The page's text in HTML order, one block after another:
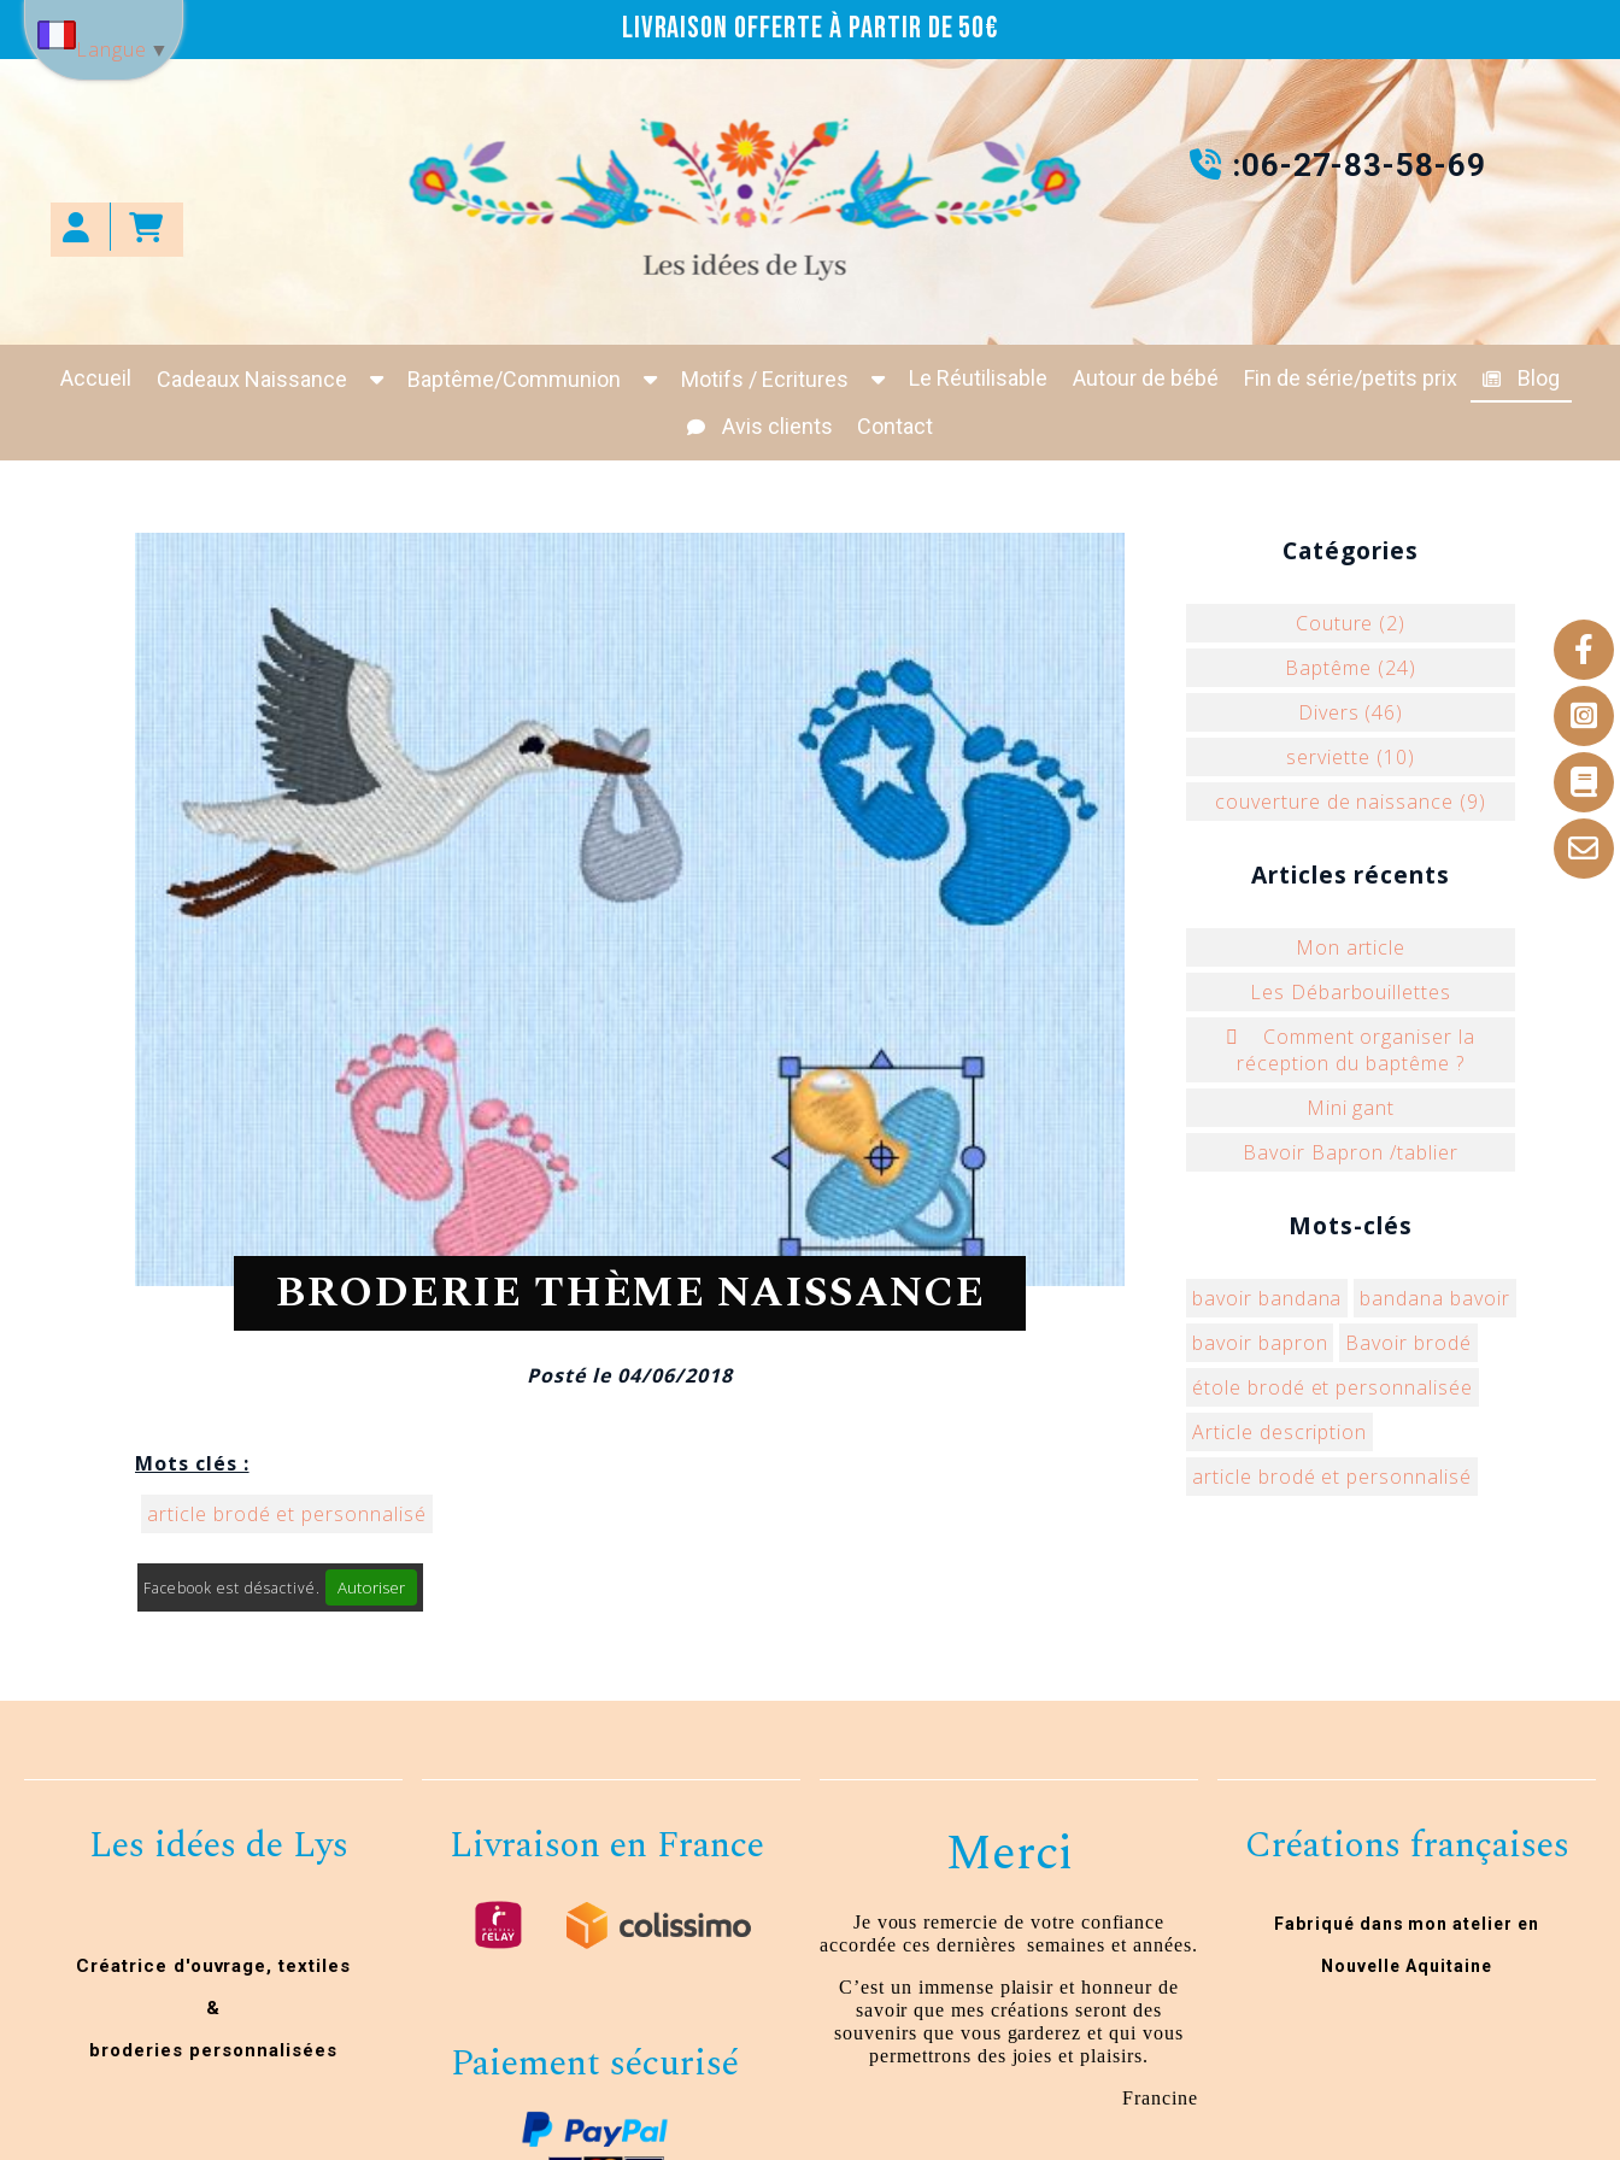
Livraison offerte à partir de 50€
Accueil Cadeaux Naissance Baptême/Communion Motifs / Ecritures Le Réutilisable Autour de bébé Fin de série/petits prix
Blog
Avis clients
Contact
 :06-27-83-58-69
BRODERIE THÈME NAISSANCE
Posté le 04/06/2018
Mots clés :
article brodé et personnalisé
Facebook est désactivé. Autoriser
Catégories
Couture (2)
Baptême (24)
Divers (46)
serviette (10)
couverture de naissance (9)
Articles récents
Mon article
Les Débarbouillettes
 Comment organiser la
réception du baptême ?
Mini gant
Bavoir Bapron /tablier
Mots-clés
bavoir bandana
bandana bavoir
bavoir bapron
Bavoir brodé
étole brodé et personnalisée
Article description
article brodé et personnalisé
Les idées de Lys
Créatrice d'ouvrage, textiles
&
broderies personnalisées
Livraison en France
Paiement sécurisé
Merci
Je vous remercie de votre confiance
accordée ces dernières semaines et années.
C’est un immense plaisir et honneur de
savoir que mes créations seront des
souvenirs que vous garderez et qui vous
permettrons des joies et plaisirs.
Francine
Créations françaises
Fabriqué dans mon atelier en
Nouvelle Aquitaine
Langue ▼